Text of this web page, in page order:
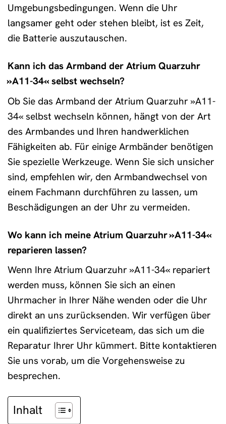
Umgebungsbedingungen. Wenn die Uhr
langsamer geht oder stehen bleibt, ist es Zeit,
die Batterie auszutauschen.
Kann ich das Armband der Atrium Quarzuhr
»A11-34« selbst wechseln?
Ob Sie das Armband der Atrium Quarzuhr »A11-
34« selbst wechseln können, hängt von der Art
des Armbandes und Ihren handwerklichen
Fähigkeiten ab. Für einige Armbänder benötigen
Sie spezielle Werkzeuge. Wenn Sie sich unsicher
sind, empfehlen wir, den Armbandwechsel von
einem Fachmann durchführen zu lassen, um
Beschädigungen an der Uhr zu vermeiden.
Wo kann ich meine Atrium Quarzuhr »A11-34«
reparieren lassen?
Wenn Ihre Atrium Quarzuhr »A11-34« repariert
werden muss, können Sie sich an einen
Uhrmacher in Ihrer Nähe wenden oder die Uhr
direkt an uns zurücksenden. Wir verfügen über
ein qualifiziertes Serviceteam, das sich um die
Reparatur Ihrer Uhr kümmert. Bitte kontaktieren
Sie uns vorab, um die Vorgehensweise zu
besprechen.
Inhalt